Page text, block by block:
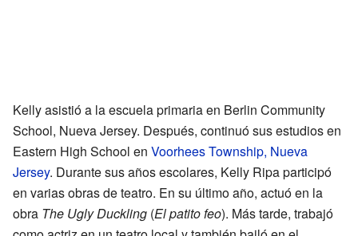
Kelly asistió a la escuela primaria en Berlin Community
School, Nueva Jersey. Después, continuó sus estudios en
Eastern High School en Voorhees Township, Nueva
Jersey. Durante sus años escolares, Kelly Ripa participó
en varias obras de teatro. En su último año, actuó en la
obra The Ugly Duckling (El patito feo). Más tarde, trabajó